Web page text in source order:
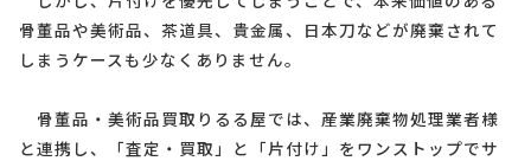
骨董品や美術品、茶道具、貴金属、日本刀などが廃棄されて
しまうケースも少なくありません。
骨董品・美術品買取りるる屋では、産業廃棄物処理業者様
と連携し、「査定・買取」と「片付け」をワンストップでサ